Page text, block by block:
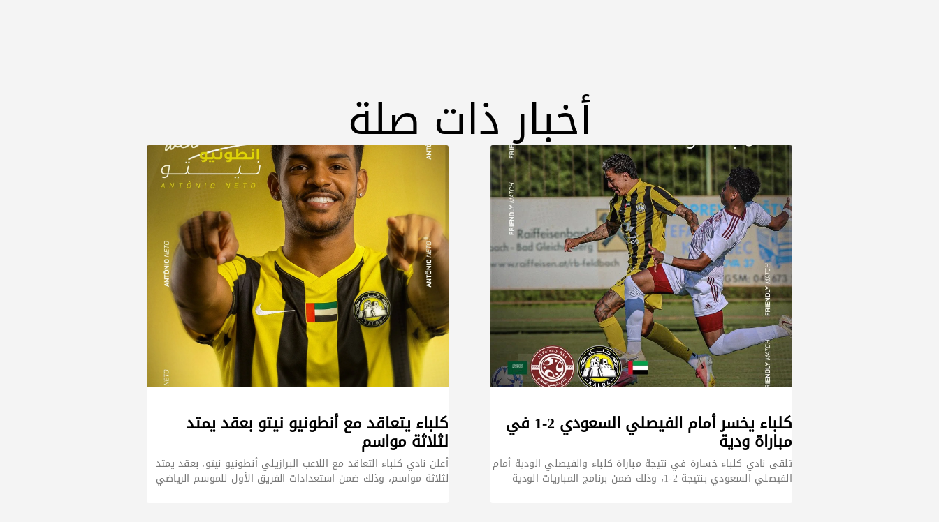
أخبار ذات صلة
كلباء يخسر أمام الفيصلي السعودي 2-1 في
مباراة ودية
تلقى نادي كلباء خسارة في نتيجة مباراة كلباء والفيصلي الودية أمام
الفيصلي السعودي بنتيجة 2-1، وذلك ضمن برنامج المباريات الودية
كلباء يتعاقد مع أنطونيو نيتو بعقد يمتد
لثلاثة مواسم
أعلن نادي كلباء التعاقد مع اللاعب البرازيلي أنطونيو نيتو، بعقد يمتد
لثلاثة مواسم، وذلك ضمن استعدادات الفريق الأول للموسم الرياضي